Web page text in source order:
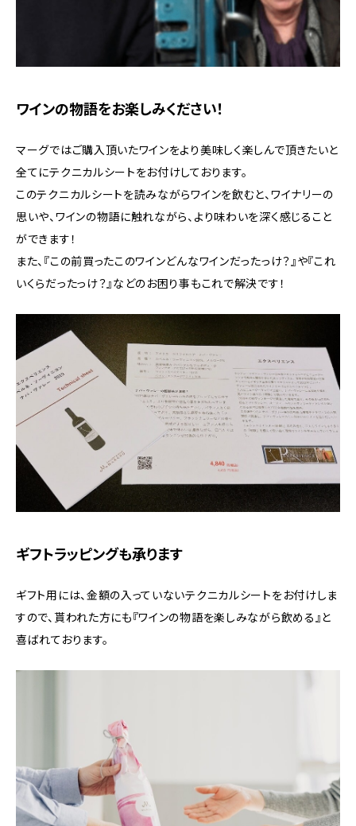
ワインの物語をお楽しみください！
マーグではご購入頂いたワインをより美味しく楽しんで頂きたいと
全てにテクニカルシートをお付けしております。
このテクニカルシートを読みながらワインを飲むと、ワイナリーの
思いや、ワインの物語に触れながら、より味わいを深く感じること
ができます！
また、『この前買ったこのワインどんなワインだったっけ？』や『これ
いくらだったっけ？』などのお困り事もこれで解決です！
ギフトラッピングも承ります
ギフト用には、金額の入っていないテクニカルシートをお付けしま
すので、貰われた方にも『ワインの物語を楽しみながら飲める』と
喜ばれております。